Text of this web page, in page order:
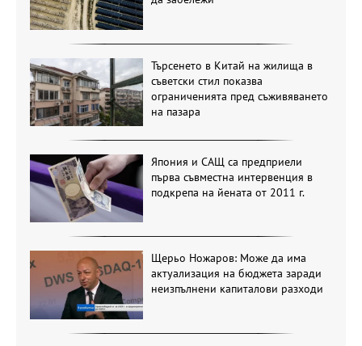
Търсенето в Китай на жилища в
съветски стил показва
ограниченията пред съживяването
на пазара
Япония и САЩ са предприели
първа съвместна интервенция в
подкрепа на йената от 2011 г.
Щерьо Ножаров: Може да има
актуализация на бюджета заради
неизпълнени капиталови разходи